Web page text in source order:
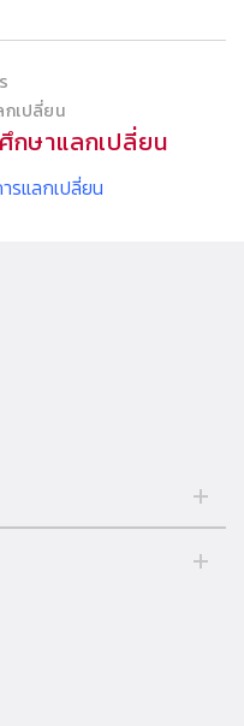
กเปลี่ยน
กษาแลกเปลี่ยน
รแลกเปลี่ยน
มธานี 12121 ประเทศไทย.